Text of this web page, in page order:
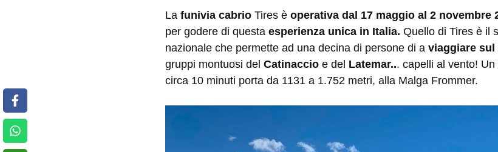
La funivia cabrio Tires è operativa dal 17 maggio al 2 novembre
per godere di questa esperienza unica in Italia. Quello di Tires è il
nazionale che permette ad una decina di persone di a viaggiare sul
gruppi montuosi del Catinaccio e del Latemar... capelli al vento!
circa 10 minuti porta da 1131 a 1.752 metri, alla Malga Frommer.